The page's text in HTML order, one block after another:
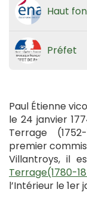
Haut
Préfet
Paul Étienne
le 24 janvier
Terrage
premier
Villantroys, il
Terrage(1780-
l’Intérieur le 1er